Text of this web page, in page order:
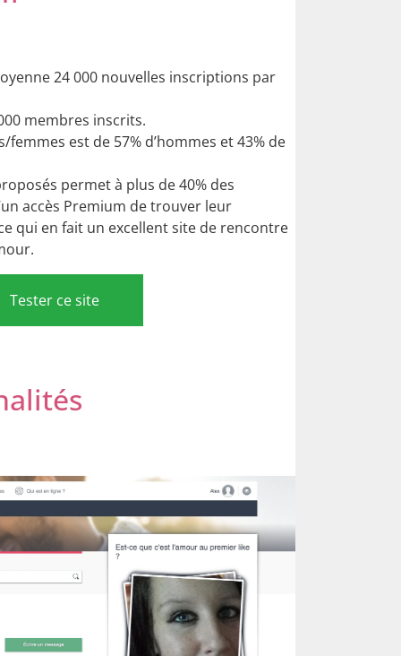
24 000 nouvelles inscriptions par
membres inscrits.
est de 57% d’hommes et 43% de
permet à plus de 40% des
accès Premium de trouver leur
qui en fait un excellent site de rencontre
Tester ce site